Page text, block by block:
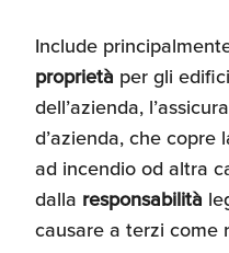
Include
proprietà per gli
dell’azienda,
d’azienda, che
ad incendio od altra
dalla responsabilità
causare a terzi come